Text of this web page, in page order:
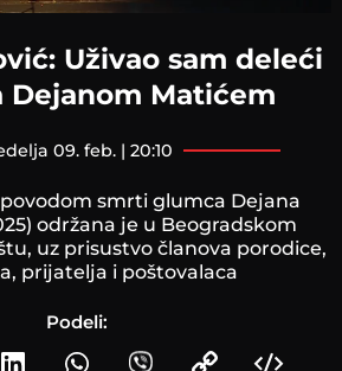
Uživao sam deleći
Dejanom Matićem
09. feb. | 20:10
smrti glumca Dejana
održana je u Beogradskom
uz prisustvo članova porodice,
prijatelja i poštovalaca
Podeli: